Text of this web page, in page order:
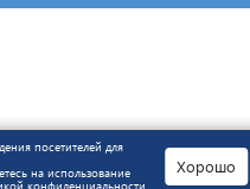
посетителей для
на использование
конфиденциальности
Хорошо